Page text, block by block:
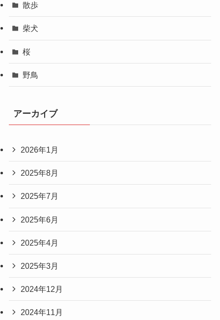
散歩
柴犬
桜
野鳥
アーカイブ
2026年1月
2025年8月
2025年7月
2025年6月
2025年4月
2025年3月
2024年12月
2024年11月